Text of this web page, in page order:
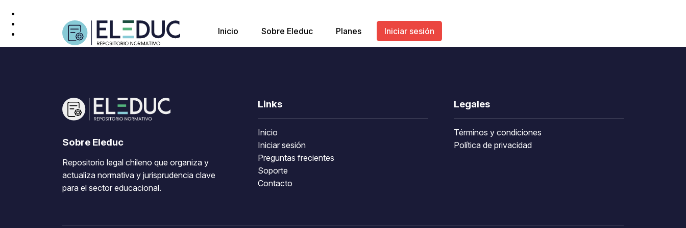
Inicio Sobre Eleduc Planes Iniciar sesión
Sobre Eleduc
Repositorio legal chileno que organiza y
actualiza normativa y jurisprudencia clave
para el sector educacional.
Links
Inicio
Iniciar sesión
Preguntas frecientes
Soporte
Contacto
Legales
Términos y condiciones
Política de privacidad